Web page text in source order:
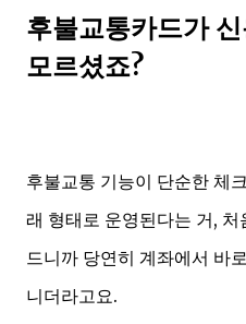
후불교통카드가
모르셨죠?
후불교통 기능이 단순한 체
래 형태로 운영된다는 거,
드니까 당연히 계좌에서 바
니더라고요.